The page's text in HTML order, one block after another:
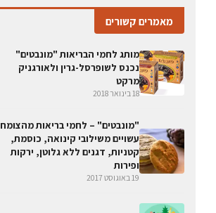
מאמרים קשורים
מותג לחמי הבריאות "מונבטים"
נכנס לשופרסל-גרין ולאורגניק
מרקט
18 בינואר 2018
"מונבטים" – לחמי בריאות מהצומח
עשויים משילובי קינואה, כוסמת,
קטניות, דגנים ללא גלוטן, ירקות
ופירות
19 באוגוסט 2017